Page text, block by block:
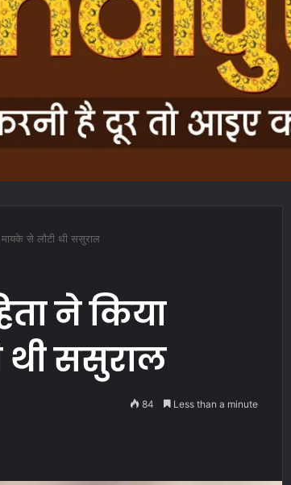
मायके से लौटी थी ससुराल
ने किया
थी ससुराल
84 Less than a minute